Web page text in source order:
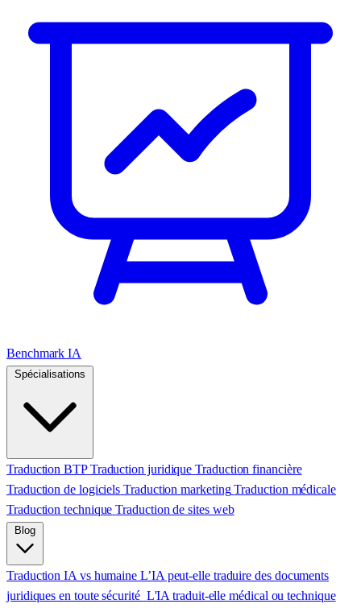
Benchmark IA
Traduction BTP Traduction juridique Traduction financière
Traduction de logiciels Traduction marketing Traduction médicale
Traduction technique Traduction de sites web
Traduction IA vs humaine L’IA peut-elle traduire des documents
juridiques en toute sécurité L'IA traduit-elle médical ou technique